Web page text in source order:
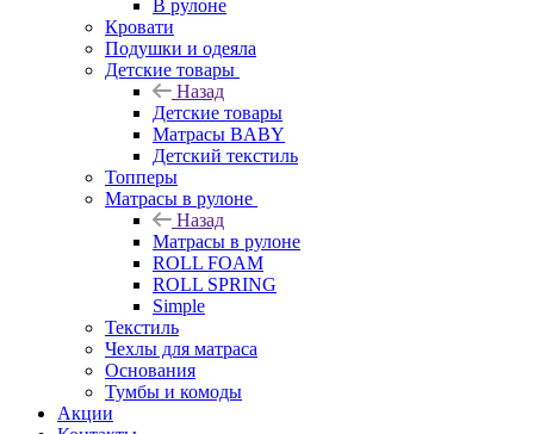
В рулоне
Кровати
Подушки и одеяла
Детские товары
Назад
Детские товары
Матрасы BABY
Детский текстиль
Топперы
Матрасы в рулоне
Назад
Матрасы в рулоне
ROLL FOAM
ROLL SPRING
Simple
Текстиль
Чехлы для матраса
Основания
Тумбы и комоды
Акции